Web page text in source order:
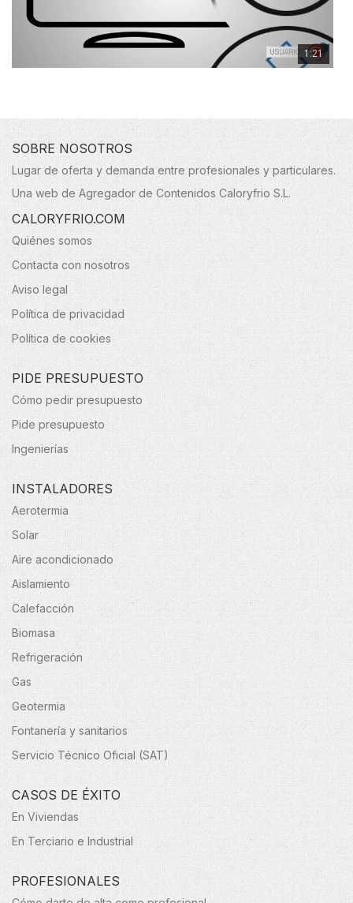
1:21
SOBRE NOSOTROS
Lugar de oferta y demanda entre profesionales y particulares.
Una web de Agregador de Contenidos Caloryfrio S.L.
CALORYFRIO.COM
Quiénes somos
Contacta con nosotros
Aviso legal
Política de privacidad
Política de cookies
PIDE PRESUPUESTO
Cómo pedir presupuesto
Pide presupuesto
Ingenierías
INSTALADORES
Aerotermia
Solar
Aire acondicionado
Aislamiento
Calefacción
Biomasa
Refrigeración
Gas
Geotermia
Fontanería y sanitarios
Servicio Técnico Oficial (SAT)
CASOS DE ÉXITO
En Viviendas
En Terciario e Industrial
PROFESIONALES